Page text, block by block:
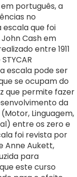
Famílias
a ANIP
em português, a
no
escala que foi
Cash em
entre 1911
escala pode ser
se ocupam do
que permite fazer
da
Linguagem,
entre os zero e
foi revista por
Anne Aukett,
para
este curso